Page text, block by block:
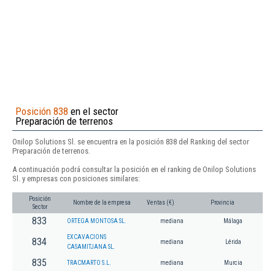
Posición 838 en el sector
Preparación de terrenos
Onilop Solutions Sl. se encuentra en la posición 838 del Ranking del sector
Preparación de terrenos.
A continuación podrá consultar la posición en el ranking de Onilop Solutions
Sl. y empresas con posiciones similares:
Posición
Sector
Nombre de la empresa Ventas (€) Provincia
833 ORTEGA MONTOSA SL. mediana Málaga
834
EXCAVACIONS
CASAMITJANA SL.
mediana Lérida
835 TRACMARTO S.L. mediana Murcia